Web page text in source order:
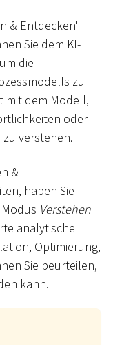
& Entdecken"
Sie dem KI-
die
zu
mit dem Modell,
oder
verstehen.
&
haben Sie
Verstehen
analytische
Optimierung,
Sie beurteilen,
kann.